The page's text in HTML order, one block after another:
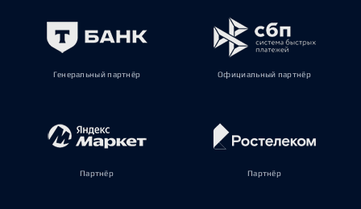
Генеральный партнёр Официальный партнёр
Партнёр Партнёр